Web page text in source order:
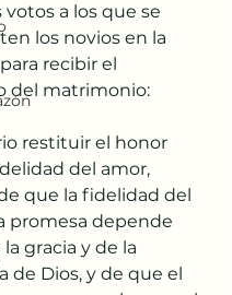
votos a los que se
los novios en la
recibir el
del matrimonio:
restituir el honor
del amor,
que la fidelidad del
promesa depende
gracia y de la
de Dios, y de que el